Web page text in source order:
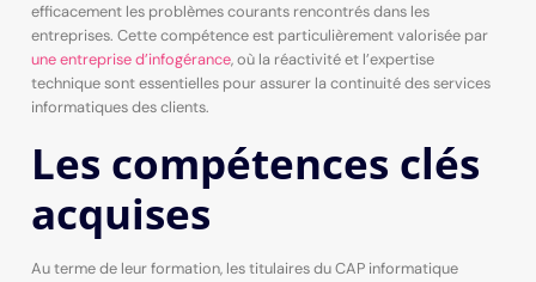
efficacement les problèmes courants rencontrés dans les
entreprises. Cette compétence est particulièrement valorisée par
une entreprise d’infogérance, où la réactivité et l’expertise
technique sont essentielles pour assurer la continuité des services
informatiques des clients.
Les compétences clés
acquises
Au terme de leur formation, les titulaires du CAP informatique